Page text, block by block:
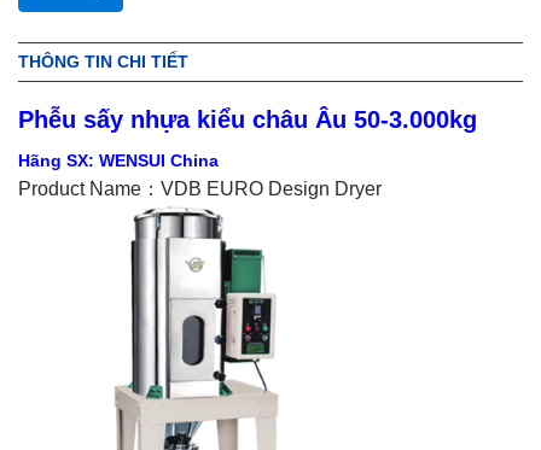
THÔNG TIN CHI TIẾT
Phễu sấy nhựa kiểu châu Âu 50-3.000kg
Hãng SX: WENSUI China
Product Name：VDB EURO Design Dryer